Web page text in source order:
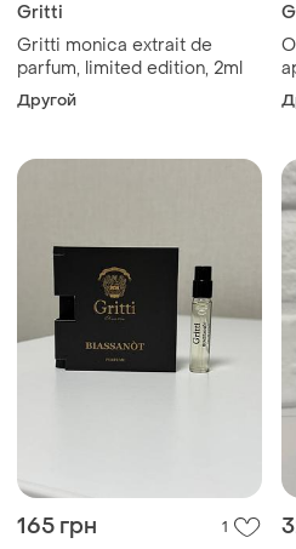
Gritti
Gritti monica extrait de
parfum, limited edition, 2ml
Другой
165 грн 1